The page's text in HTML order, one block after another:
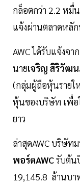
กล็อตกว่า 2.2 หมื่
แจ้งผ่านตลาดหลั
AWC ได้รับแจ้งจ
นายเจริญ สิริวัฒ
(กลุ่มผู้ถือหุ้นรายใ
หุ้นของบริษัท เพื่อ
ยาว
ล่าสุดAWC บริษัท
พอร์ตAWCรับต้น
19,145.8 ล้านบ